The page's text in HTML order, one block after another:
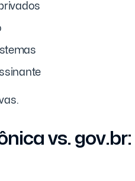
vs. gov.br: